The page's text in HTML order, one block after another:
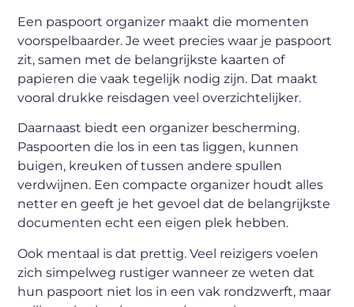
Een paspoort organizer maakt die momenten
voorspelbaarder. Je weet precies waar je paspoort
zit, samen met de belangrijkste kaarten of
papieren die vaak tegelijk nodig zijn. Dat maakt
vooral drukke reisdagen veel overzichtelijker.
Daarnaast biedt een organizer bescherming.
Paspoorten die los in een tas liggen, kunnen
buigen, kreuken of tussen andere spullen
verdwijnen. Een compacte organizer houdt alles
netter en geeft je het gevoel dat de belangrijkste
documenten echt een eigen plek hebben.
Ook mentaal is dat prettig. Veel reizigers voelen
zich simpelweg rustiger wanneer ze weten dat
hun paspoort niet los in een vak rondzwerft, maar